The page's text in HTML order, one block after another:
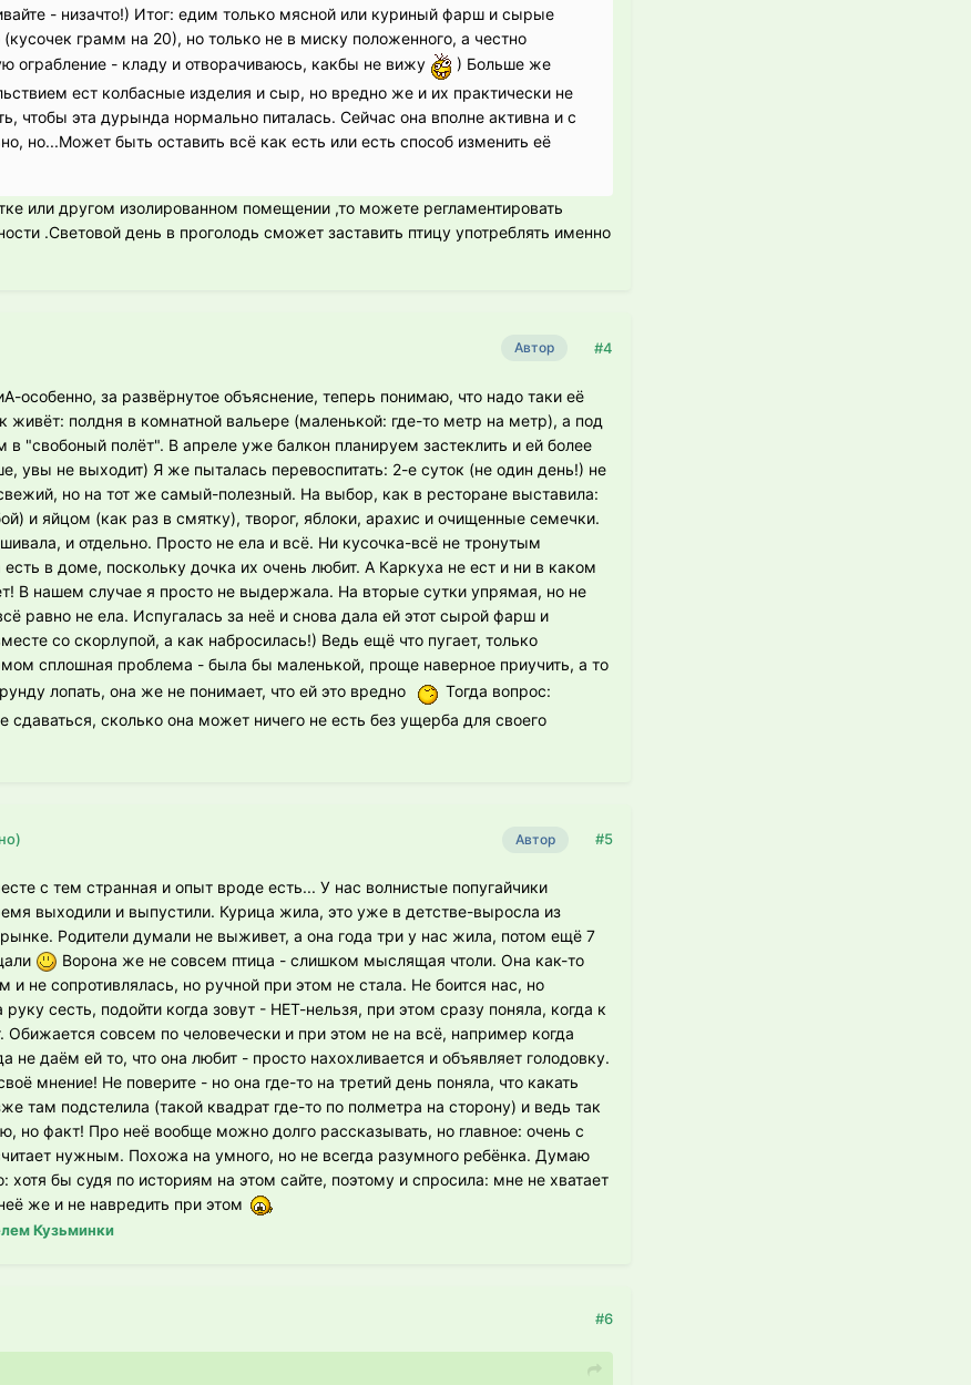
- низачто!) Итог: едим только мясной или куриный фарш и сырые
грамм на 20), но только не в миску положенного, а честно
ограбление - кладу и отворачиваюсь, какбы не вижу
) Больше же
ест колбасные изделия и сыр, но вредно же и их практически не
чтобы эта дурында нормально питалась. Сейчас она вполне активна и с
но...Может быть оставить всё как есть или есть способ изменить её
или другом изолированном помещении ,то можете регламентировать
.Световой день в проголодь сможет заставить птицу употреблять именно
Автор #4
особенно, за развёрнутое объяснение, теперь понимаю, что надо таки её
живёт: полдня в комнатной вальере (маленькой: где-то метр на метр), а под
"свобоный полёт". В апреле уже балкон планируем застеклить и ей более
увы не выходит) Я же пыталась перевоспитать: 2-е суток (не один день!) не
но на тот же самый-полезный. На выбор, как в ресторане выставила:
и яйцом (как раз в смятку), творог, яблоки, арахис и очищенные семечки.
и отдельно. Просто не ела и всё. Ни кусочка-всё не тронутым
в доме, поскольку дочка их очень любит. А Каркуха не ест и ни в каком
В нашем случае я просто не выдержала. На вторые сутки упрямая, но не
равно не ела. Испугалась за неё и снова дала ей этот сырой фарш и
со скорлупой, а как набросилась!) Ведь ещё что пугает, только
сплошная проблема - была бы маленькой, проще наверное приучить, а то
лопать, она же не понимает, что ей это вредно
Тогда вопрос:
сдаваться, сколько она может ничего не есть без ущерба для своего
Автор #5
с тем странная и опыт вроде есть... У нас волнистые попугайчики
выходили и выпустили. Курица жила, это уже в детстве-выросла из
Родители думали не выживет, а она года три у нас жила, потом ещё 7
Ворона же не совсем птица - слишком мыслящая чтоли. Она как-то
не сопротивлялась, но ручной при этом не стала. Не боится нас, но
сесть, подойти когда зовут - НЕТ-нельзя, при этом сразу поняла, когда к
совсем по человечески и при этом не на всё, например когда
не даём ей то, что она любит - просто нахохливается и объявляет голодовку.
мнение! Не поверите - но она где-то на третий день поняла, что какать
там подстелила (такой квадрат где-то по полметра на сторону) и ведь так
но факт! Про неё вообще можно долго рассказывать, но главное: очень с
нужным. Похожа на умного, но не всегда разумного ребёнка. Думаю
хотя бы судя по историям на этом сайте, поэтому и спросила: мне не хватает
же и не навредить при этом
Кузьминки
#6